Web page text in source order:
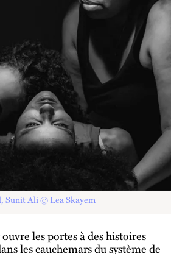
Sunit Ali © Lea Skayem
ouvre les portes à des histoires
les cauchemars du système de